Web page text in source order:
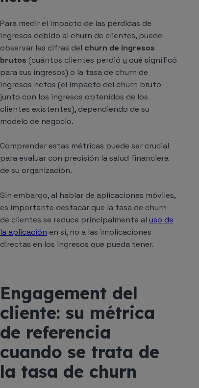
Para medir el impacto de las pérdidas de
ingresos debido al churn de clientes, puede
observar las cifras del churn de ingresos
brutos (cuántos clientes perdió y qué significó
para sus ingresos) o la tasa de churn de
ingresos netos (el impacto del churn bruto
junto con los ingresos obtenidos de los
clientes existentes), dependiendo de su
modelo de negocio.
Comprender estas métricas puede ser crucial
para evaluar con precisión la salud financiera
de su organización.
Sin embargo, al hablar de aplicaciones móviles,
es importante destacar que la tasa de churn
de clientes se reduce principalmente al uso de
la aplicación en sí, no a las implicaciones
directas en los ingresos que pueda tener.
Engagement del
cliente: su métrica
de referencia
cuando se trata de
la tasa de churn